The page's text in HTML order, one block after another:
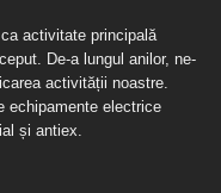
activitate principală
De-a lungul anilor, ne-
activității noastre.
echipamente electrice
și antiex.